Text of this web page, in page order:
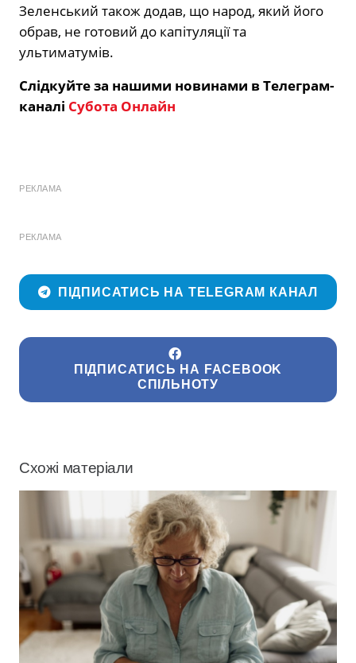
Зеленський також додав, що народ, який його
обрав, не готовий до капітуляції та
ультиматумів.
Слідкуйте за нашими новинами в Телеграм-
каналі Субота Онлайн
РЕКЛАМА
РЕКЛАМА
ПІДПИСАТИСЬ НА TELEGRAM КАНАЛ
ПІДПИСАТИСЬ НА FACEBOOK
СПІЛЬНОТУ
Схожі матеріали